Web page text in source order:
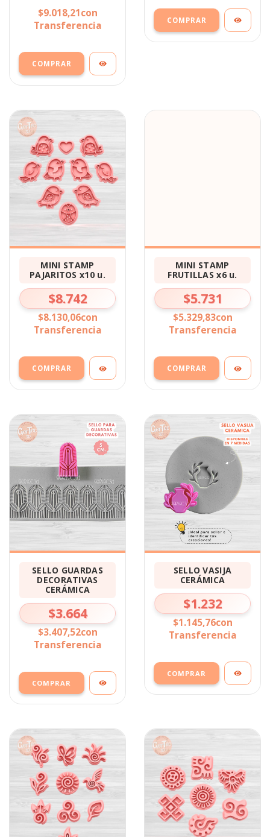
$9.018,21con
Transferencia
MINI STAMP
PAJARITOS x10 u.
$8.742
$8.130,06con
Transferencia
MINI STAMP
FRUTILLAS x6 u.
$5.731
$5.329,83con
Transferencia
SELLO GUARDAS
DECORATIVAS
CERÁMICA
$3.664
$3.407,52con
Transferencia
COMPRAR
SELLO VASIJA
CERÁMICA
$1.232
$1.145,76con
Transferencia
COMPRAR